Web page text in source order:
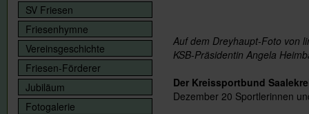
Auf dem Dreyhaupt-Foto von
KSB-Präsidentin Angela
Der Kreissportbund
Dezember 20 Sportlerinnen
SV Friesen
Friesenhymne
Vereinsgeschichte
Friesen-Förderer
Jubiläum
Fotogalerie